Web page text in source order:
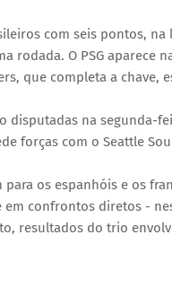
com seis pontos,
rodada. O PSG aparece
que completa a chave,
disputadas na segunda-
forças com o Seattle
os espanhóis e os
confrontos diretos -
resultados do trio